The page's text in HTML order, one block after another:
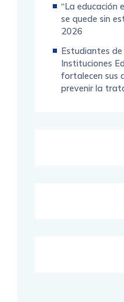
“La educación
se quede sin
2026
Estudiantes de
Instituciones
fortalecen sus
prevenir la